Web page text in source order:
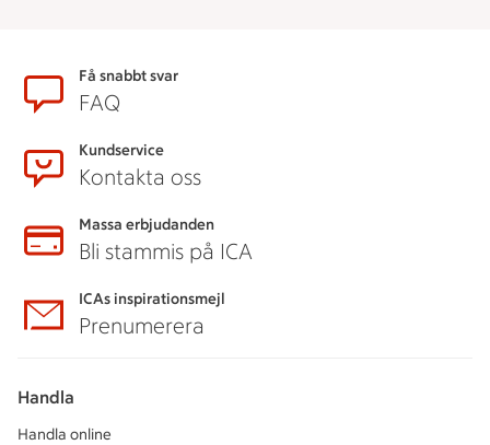
SidfotFå snabbt svar
FAQ
Kundservice
Kontakta oss
Massa erbjudanden
Bli stammis på ICA
ICAs inspirationsmejl
Prenumerera
Handla
Handla online